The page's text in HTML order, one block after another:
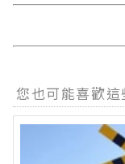
您也可能喜歡這